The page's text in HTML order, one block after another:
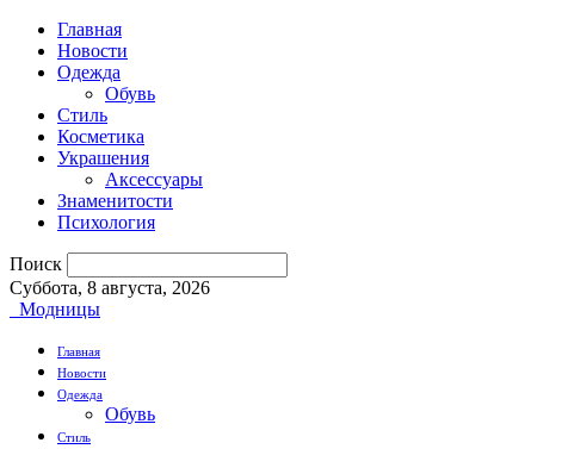
Главная
Новости
Одежда
Обувь
Стиль
Косметика
Украшения
Аксессуары
Знаменитости
Психология
Поиск
Суббота, 8 августа, 2026
Модницы
Главная
Новости
Одежда
Обувь
Стиль